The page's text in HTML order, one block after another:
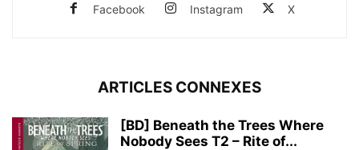
Facebook Instagram X
ARTICLES CONNEXES
[BD] Beneath the Trees Where
Nobody Sees T2 – Rite of...